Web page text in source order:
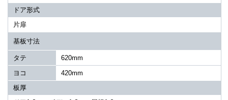
ドア形式
片扉
基板寸法
タテ
620mm
ヨコ
420mm
板厚